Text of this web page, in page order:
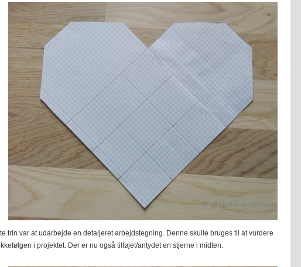
trin var at udarbejde en detaljeret arbejdstegning. Denne skulle bruges til at vurdere
i projektet. Der er nu også tilføjet/antydet en stjerne i midten.